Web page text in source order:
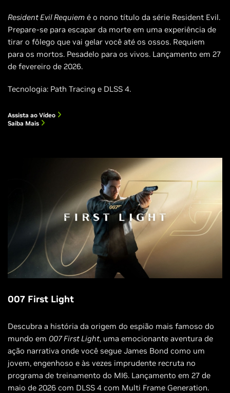
Resident Evil Requiem é o nono título da série Resident Evil.
Prepare-se para escapar da morte em uma experiência de
tirar o fôlego que vai gelar você até os ossos. Requiem
para os mortos. Pesadelo para os vivos. Lançamento em 27
de fevereiro de 2026.
Tecnologia: Path Tracing e DLSS 4.
Assista ao Vídeo
Saiba Mais
007 First Light
Descubra a história da origem do espião mais famoso do
mundo em 007 First Light, uma emocionante aventura de
ação narrativa onde você segue James Bond como um
jovem, engenhoso e às vezes imprudente recruta no
programa de treinamento do MI6. Lançamento em 27 de
maio de 2026 com DLSS 4 com Multi Frame Generation.